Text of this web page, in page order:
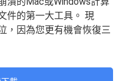
件的第一大工具。 現
，因為您更有機會恢復三